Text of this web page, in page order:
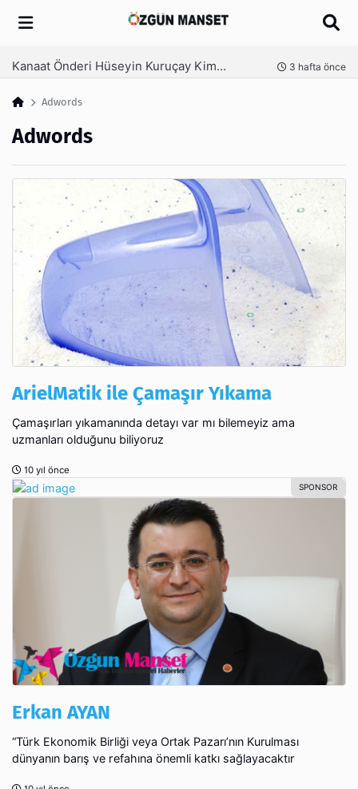
Arama
Kanaat Önderi Hüseyin Kuruçay Kimdir? 3 hafta önce
Adwords
Adwords
ArielMatik ile Çamaşır Yıkama
Çamaşırları yıkamanında detayı var mı bilemeyiz ama
uzmanları olduğunu biliyoruz
10 yıl önce
Erkan AYAN
“Türk Ekonomik Birliği veya Ortak Pazarı’nın Kurulması
dünyanın barış ve refahına önemli katkı sağlayacaktır